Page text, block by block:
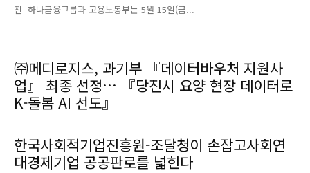
진 하나금융그룹과 고용노동부는 5월 15일(금...
㈜메디로지스, 과기부 『데이터바우처 지원사
업』 최종 선정… 『당진시 요양 현장 데이터로
K-돌봄 AI 선도』
한국사회적기업진흥원-조달청이 손잡고사회연
대경제기업 공공판로를 넓힌다